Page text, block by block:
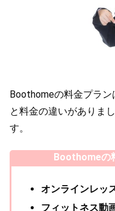
Boothomeの料金プラ
と料金の違いがありま
す。
Boothomeの
オンラインレッ
フィットネス動